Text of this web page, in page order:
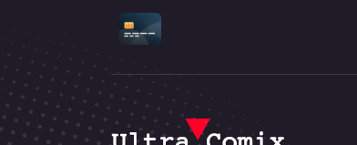
UNTERSTÜTZTE